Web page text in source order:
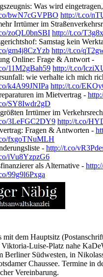
Was wird
bwN7cGVPBO http://t.co/
Irrtümer im
zoQL0bnSBI http://t.co/
Samstag kein
gm4j8CzYzb http://t.co/
Online: Frage & Antwort -
11M2gBah59 http://t.co/
wie verhalte ich mich
k4A99JNIPa http://t.co/
im Mietvertrag -
SY8Iwdr2gD
Irrtümer im
3LeFGC2DY9 http://t.co/
Fragen & Antworten -
fxgoTNuMLH
- http://t.co/
iVu8YzpzG6
als Alternative -
99g9l6Pxga
mit dem Hauptsitz
Luise-Platz nahe
Berliner Südwesten, in
Chaussee. Termine in
Vereinbarung.